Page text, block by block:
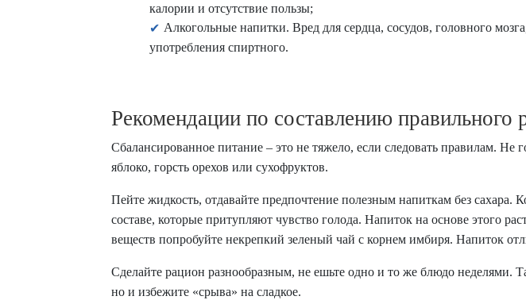
калории и отсутствие пользы;
Алкогольные напитки. Вред для сердца, сосудов, головного
употребления спиртного.
Рекомендации по составлению правильного
Сбалансированное питание – это не тяжело, если следовать правилам.
яблоко, горсть орехов или сухофруктов.
Пейте жидкость, отдавайте предпочтение полезным напиткам без
составе, которые притупляют чувство голода. Напиток на основе этого
веществ попробуйте некрепкий зеленый чай с корнем имбиря. Напиток
Сделайте рацион разнообразным, не ешьте одно и то же блюдо неделями.
но и избежите «срыва» на сладкое.